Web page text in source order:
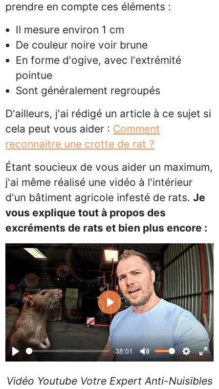
prendre en compte ces éléments :
Il mesure environ 1 cm
De couleur noire voir brune
En forme d'ogive, avec l'extrémité
pointue
Sont généralement regroupés
D'ailleurs, j'ai rédigé un article à ce sujet si
cela peut vous aider : Comment
reconnaitre une crotte de rat ?
Étant soucieux de vous aider un maximum,
j'ai même réalisé une vidéo à l'intérieur
d'un bâtiment agricole infesté de rats.Je
vous explique tout à propos des
excréments de rats et bien plus encore :
Play
-38:01
Mute
Play
Vidéo Youtube Votre Expert Anti-Nuisibles